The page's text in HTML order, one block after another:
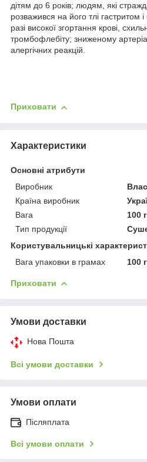
дітям до 6 років; людям, які
розважився на його тлі гастритом
разі високої згортання крові,
тромбофлебіту; зниженому
алергічних реакцій.
Приховати
Характеристики
Основні атрибути
Виробник
Країна виробник
Вага
100 г
Тип продукції
Користувальницькі
Вага упаковки в грамах
100
Приховати
Умови доставки
Нова Пошта
Всі умови доставки
Умови оплати
Післяплата
Всі умови оплати